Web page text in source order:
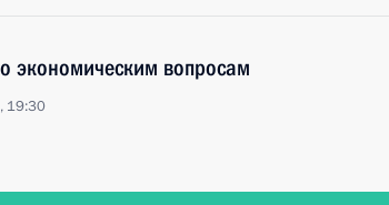
экономическим вопросам
19:30